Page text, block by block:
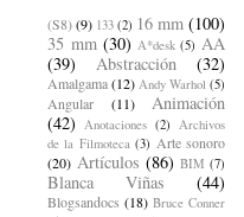
(S8)(9) 133 (2) 16 mm (100)
35 mm (30) A*desk (5) AA
(39)
Abstracción (32)
Amalgama(12) Andy Warhol (5)
Angular (11)
Animación
(42)
Anotaciones (2)
Archivos
de la Filmoteca (3) Arte sonoro
(20) Artículos (86) BIM (7)
Blanca Viñas (44)
Blogsandocs (18) Bruce Conner